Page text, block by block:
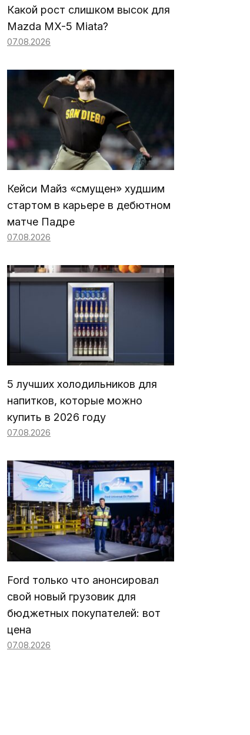
Какой рост слишком высок для
Mazda MX-5 Miata?
07.08.2026
Кейси Майз «смущен» худшим
стартом в карьере в дебютном
матче Падре
07.08.2026
5 лучших холодильников для
напитков, которые можно
купить в 2026 году
07.08.2026
Ford только что анонсировал
свой новый грузовик для
бюджетных покупателей: вот
цена
07.08.2026